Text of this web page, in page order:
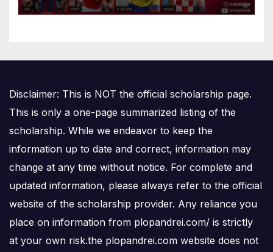
Disclaimer: This is NOT the official scholarship page.
This is only a one-page summarized listing of the
scholarship. While we endeavor to keep the
information up to date and correct, information may
change at any time without notice. For complete and
updated information, please always refer to the official
website of the scholarship provider. Any reliance you
place on information from plopandrei.com/ is strictly
at your own risk.the plopandrei.com website does not